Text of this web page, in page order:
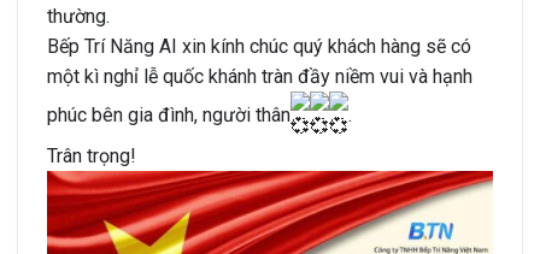
thường.
Bếp Trí Năng AI xin kính chúc quý khách hàng sẽ có
một kì nghỉ lễ quốc khánh tràn đầy niềm vui và hạnh
phúc bên gia đình, người thân
.
Trân trọng!